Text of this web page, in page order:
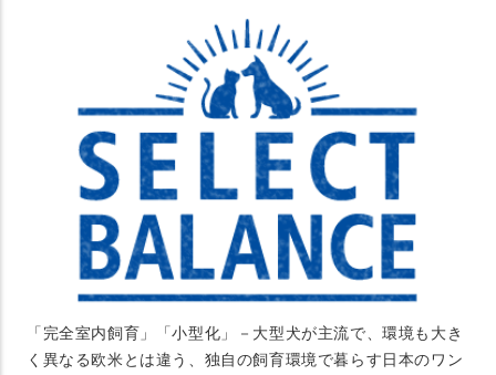
「完全室内飼育」「小型化」－大型犬が主流で、環境も大き
く異なる欧米とは違う、独自の飼育環境で暮らす日本のワン